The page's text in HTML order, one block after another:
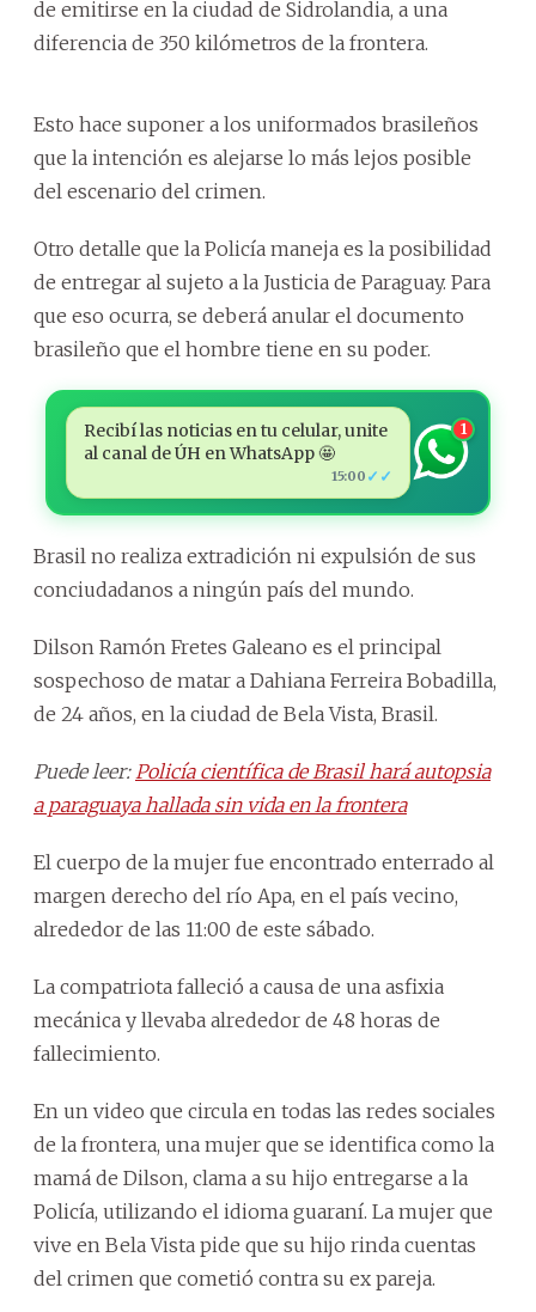
de emitirse en la ciudad de Sidrolandia, a una
diferencia de 350 kilómetros de la frontera.
Esto hace suponer a los uniformados brasileños
que la intención es alejarse lo más lejos posible
del escenario del crimen.
Otro detalle que la Policía maneja es la posibilidad
de entregar al sujeto a la Justicia de Paraguay. Para
que eso ocurra, se deberá anular el documento
brasileño que el hombre tiene en su poder.
Recibí las noticias en tu celular, unite
al canal de ÚH en WhatsApp 🤩
15:00 ✓✓
1
Brasil no realiza extradición ni expulsión de sus
conciudadanos a ningún país del mundo.
Dilson Ramón Fretes Galeano es el principal
sospechoso de matar a Dahiana Ferreira Bobadilla,
de 24 años, en la ciudad de Bela Vista, Brasil.
Puede leer: Policía científica de Brasil hará autopsia
a paraguaya hallada sin vida en la frontera
El cuerpo de la mujer fue encontrado enterrado al
margen derecho del río Apa, en el país vecino,
alrededor de las 11:00 de este sábado.
La compatriota falleció a causa de una asfixia
mecánica y llevaba alrededor de 48 horas de
fallecimiento.
En un video que circula en todas las redes sociales
de la frontera, una mujer que se identifica como la
mamá de Dilson, clama a su hijo entregarse a la
Policía, utilizando el idioma guaraní. La mujer que
vive en Bela Vista pide que su hijo rinda cuentas
del crimen que cometió contra su ex pareja.